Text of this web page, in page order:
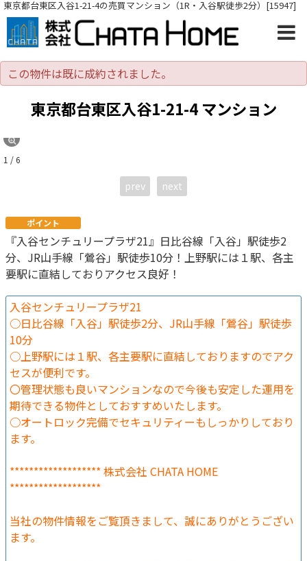
東京都台東区入谷1-21-4の売買マンション（1R・入谷駅徒歩2分）[15947]
この物件は既に成約されました。
東京都台東区入谷1-21-4 マンション
1 / 6
prev next
ポイント
『入谷センチュリープラザ21』日比谷線「入谷」駅徒歩2
分、JR山手線「鶯谷」駅徒歩10分！上野駅には１駅、各主
要駅に直結しておりアクセス良好！
入谷センチュリープラザ21
○日比谷線「入谷」駅徒歩2分、JR山手線「鶯谷」駅徒歩
10分
○上野駅には１駅、各主要駅に直結しておりますのでアク
セスが便利です。
〇管理状態も良いマンションなので今後も安定した運用を
期待できる物件としておすすめいたします。
○オートロック完備でセキュリティーもしっかりしており
ます。
******************* 株式会社 CHATA HOME
*******************
当社の物件情報をご覧頂きまして、誠にありがとうござい
ます。